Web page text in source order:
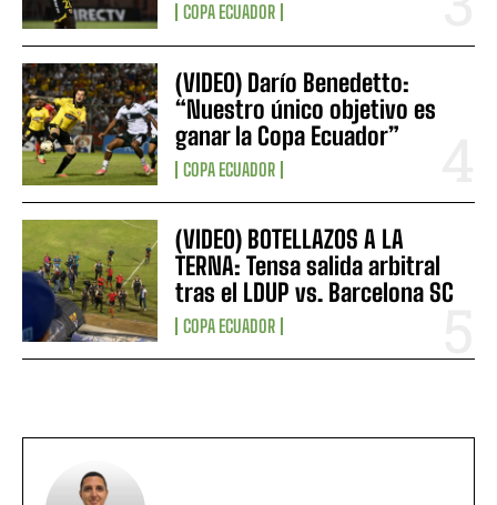
COPA ECUADOR
(VIDEO) Darío Benedetto:
“Nuestro único objetivo es
ganar la Copa Ecuador”
COPA ECUADOR
(VIDEO) BOTELLAZOS A LA
TERNA: Tensa salida arbitral
tras el LDUP vs. Barcelona SC
COPA ECUADOR